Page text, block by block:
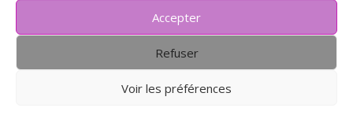
Accepter
Refuser
Voir les préférences